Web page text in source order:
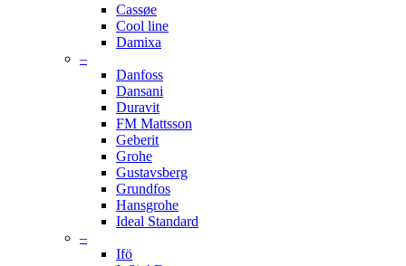
Cassøe
Cool line
Damixa
–
Danfoss
Dansani
Duravit
FM Mattsson
Geberit
Grohe
Gustavsberg
Grundfos
Hansgrohe
Ideal Standard
–
Ifö